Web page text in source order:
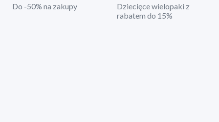
Do -50% na zakupy
Dziecięce wielopaki z
rabatem do 15%